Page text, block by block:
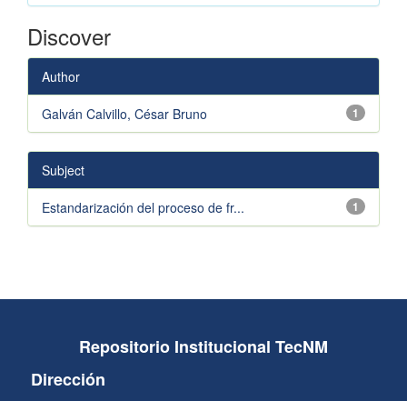
Discover
Author
1
Galván Calvillo, César Bruno
Subject
1
Estandarización del proceso de fr...
Repositorio Institucional TecNM
Dirección